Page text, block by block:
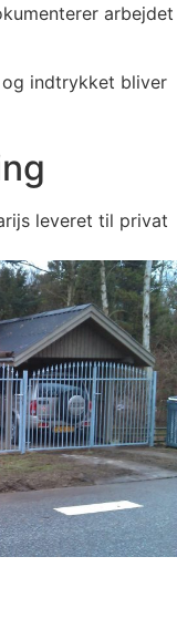
arbejdet
indtrykket bliver
leveret til privat